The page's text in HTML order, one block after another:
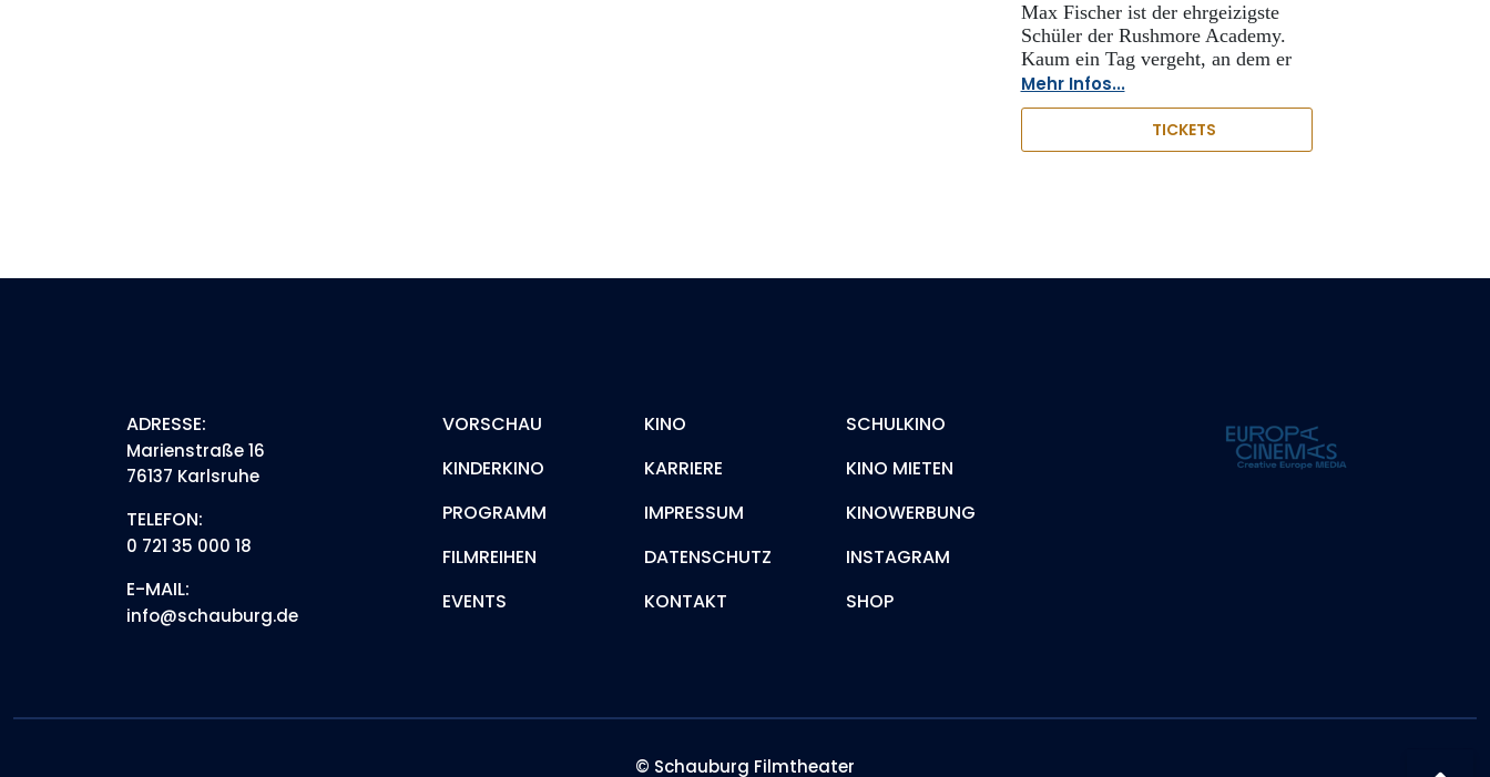
Max Fischer ist der ehrgeizigste
Schüler der Rushmore Academy.
Kaum ein Tag vergeht, an dem er
Mehr Infos...
TICKETS
ADRESSE:
Marienstraße 16
76137 Karlsruhe
TELEFON:
0 721 35 000 18
E-MAIL:
info@schauburg.de
VORSCHAU
KINDERKINO
PROGRAMM
FILMREIHEN
EVENTS
KINO
KARRIERE
IMPRESSUM
DATENSCHUTZ
KONTAKT
SCHULKINO
KINO MIETEN
KINOWERBUNG
INSTAGRAM
SHOP
© Schauburg Filmtheater